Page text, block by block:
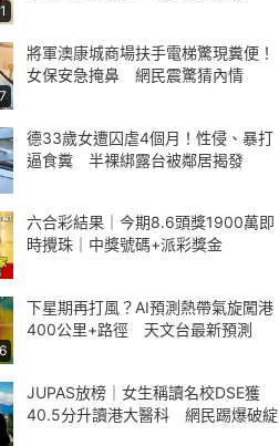
將軍澳康城商場扶手電梯驚現糞便！
女保安急掩鼻 網民震驚猜內情
德33歲女遭囚虐4個月！性侵、暴打
逼食糞 半裸綁露台被鄰居揭發
六合彩結果｜今期8.6頭獎1900萬即
時攪珠｜中獎號碼+派彩獎金
下星期再打風？AI預測熱帶氣旋闖港
400公里+路徑 天文台最新預測
JUPAS放榜｜女生稱讀名校DSE獲
40.5分升讀港大醫科 網民踢爆破綻